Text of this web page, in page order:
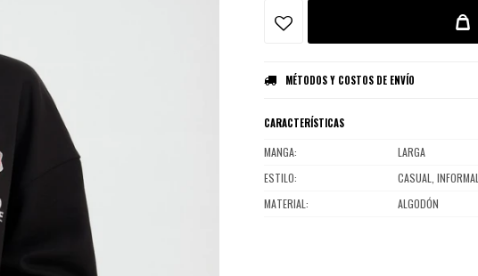
MÉTODOS Y COSTOS DE ENVÍO
CARACTERÍSTICAS
MANGA
LARGA
ESTILO
CASUAL, INFORMAL
MATERIAL
ALGODÓN